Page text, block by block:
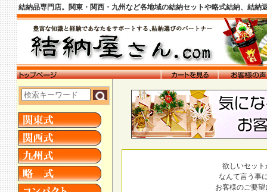
結納品専門店。関東・関西・九州など各地域の結納セットや略式結納、結
欲しいセッ
なんて言う事
お客様のご要